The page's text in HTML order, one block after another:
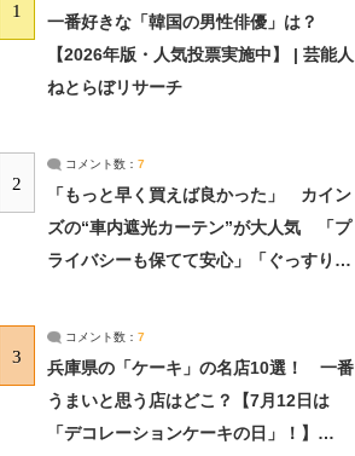
1
一番好きな「韓国の男性俳優」は？
【2026年版・人気投票実施中】 | 芸能人
ねとらぼリサーチ
2
コメント数： 7
「もっと早く買えば良かった」 カイン
ズの“車内遮光カーテン”が大人気 「プ
ライバシーも保てて安心」「ぐっすり眠
3
コメント数： 7
兵庫県の「ケーキ」の名店10選！ 一番
うまいと思う店はどこ？【7月12日は
「デコレーションケーキの日」！】